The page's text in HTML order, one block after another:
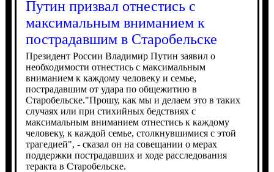
Путин призвал отнестись с
максимальным вниманием к
пострадавшим в Старобельске
Президент России Владимир Путин заявил о
необходимости отнестись с максимальным
вниманием к каждому человеку и семье,
пострадавшим от удара по общежитию в
Старобельске."Прошу, как мы и делаем это в таких
случаях или при стихийных бедствиях с
максимальным вниманием отнестись к каждому
человеку, к каждой семье, столкнувшимися с этой
трагедией", - сказал он на совещании о мерах
поддержки пострадавших и ходе расследования
теракта в Старобельске.